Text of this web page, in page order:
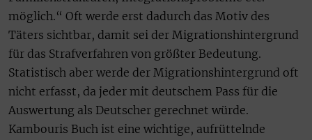
möglich.“ Oft werde erst dadurch das Motiv des
Täters sichtbar, damit sei der Migrationshintergrund
für das Strafverfahren von größter Bedeutung.
Statistisch aber werde der Migrationshintergrund oft
nicht erfasst, da jeder mit deutschem Pass für die
Auswertung als Deutscher gerechnet würde.
Kambouris Buch ist eine wichtige, aufrüttelnde